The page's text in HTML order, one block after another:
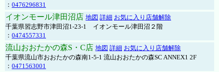
： 0476296831
イオンモール津田沼店 地図 詳細 お気に入り店舗解除
千葉県習志野市津田沼1-23-1 イオンモール津田沼２階
： 0474557331
流山おおたかの森S・C店 地図 詳細 お気に入り店舗解除
千葉県流山市おおたかの森南1-5-1 流山おおたかの森SC ANNEX1 2F
： 0471563001